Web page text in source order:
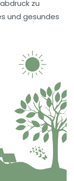
zu
und gesundes